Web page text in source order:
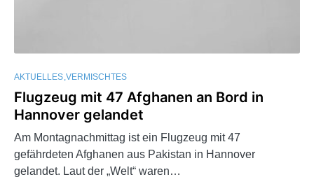
AKTUELLES VERMISCHTES
Flugzeug mit 47 Afghanen an Bord in
Hannover gelandet
Am Montagnachmittag ist ein Flugzeug mit 47
gefährdeten Afghanen aus Pakistan in Hannover
gelandet. Laut der „Welt“ waren…